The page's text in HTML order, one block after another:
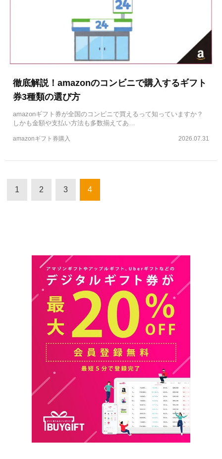
徹底解説！amazonのコンビニで購入するギフト
券3種類の選び方
amazonギフト券が全国のコンビニで買えるって知っていますか？
しかも金額や支払い方法も多数揃えてあ…
2026.07.31
amazonギフト券購入
1 2 3 4